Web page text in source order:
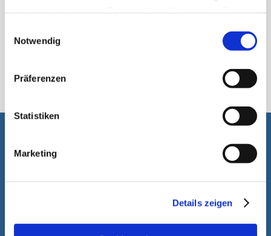
Notwendig
Präferenzen
Statistiken
Marketing
Details zeigen